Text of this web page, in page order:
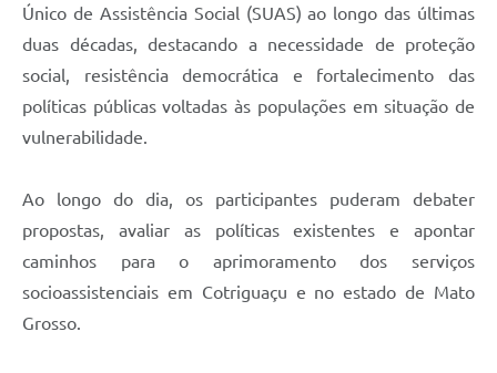
Único de Assistência Social (SUAS) ao longo das últimas
duas décadas, destacando a necessidade de proteção
social, resistência democrática e fortalecimento das
políticas públicas voltadas às populações em situação de
vulnerabilidade.
Ao longo do dia, os participantes puderam debater
propostas, avaliar as políticas existentes e apontar
caminhos para o aprimoramento dos serviços
socioassistenciais em Cotriguaçu e no estado de Mato
Grosso.